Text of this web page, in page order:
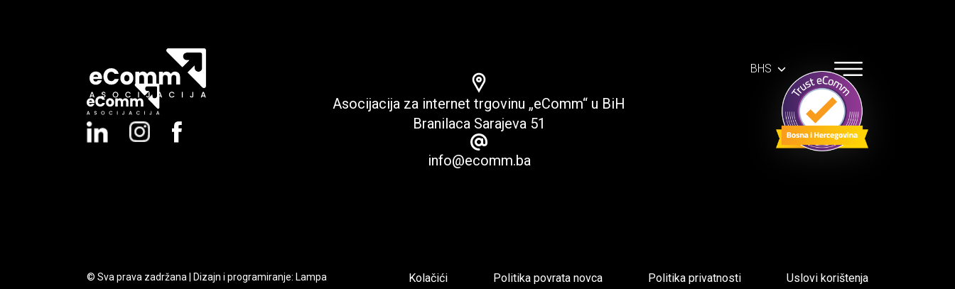
BHS
Asocijacija za internet trgovinu „eComm“ u BiH
Branilaca Sarajeva 51
info@ecomm.ba
Kolačići Politika povrata novca Politika privatnosti Uslovi korištenja
© Sva prava zadržana | Dizajn i programiranje: Lampa